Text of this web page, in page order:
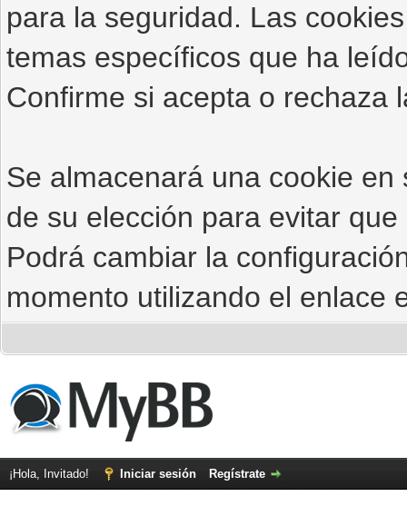
para la seguridad. Las
temas específicos que ha
Confirme si acepta o rechaza
Se almacenará una cookie
de su elección para evitar
Podrá cambiar la
momento utilizando el enlace
¡Hola, Invitado! Iniciar sesión Regístrate